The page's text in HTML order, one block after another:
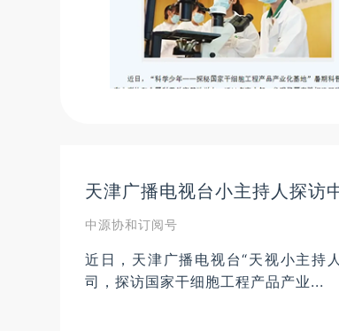
天津广播电视台小主持人探访
中源协和订阅号
近日，天津广播电视台“天视小主持
司，探访国家干细胞工程产品产业...